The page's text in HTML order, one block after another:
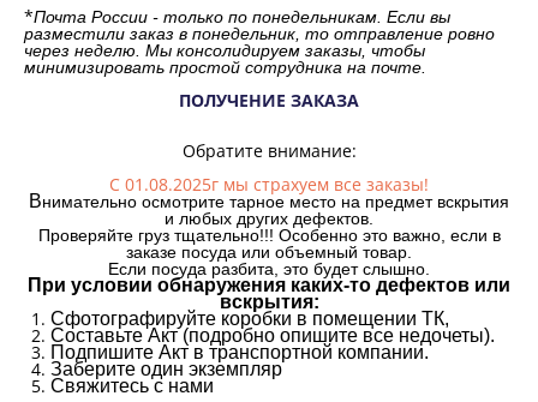
*Почта России - только по понедельникам. Если вы
разместили заказ в понедельник, то отправление ровно
через неделю. Мы консолидируем заказы, чтобы
минимизировать простой сотрудника на почте.
ПОЛУЧЕНИЕ ЗАКАЗА
Обратите внимание:
С 01.08.2025г мы страхуем все заказы!
Внимательно осмотрите тарное место на предмет вскрытия
и любых других дефектов.
Проверяйте груз тщательно!!! Особенно это важно, если в
заказе посуда или объемный товар.
Если посуда разбита, это будет слышно.
При условии обнаружения каких-то дефектов или
вскрытия:
Сфотографируйте коробки в помещении ТК,
Составьте Акт (подробно опишите все недочеты).
Подпишите Акт в транспортной компании.
Заберите один экземпляр
Свяжитесь с нами